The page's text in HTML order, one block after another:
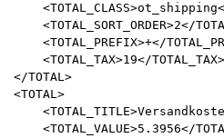
<TOTAL_SORT_ORDER>2</
<TOTAL_PREFIX>+</
    <TOTAL_TAX>19</TOTAL_TAX>
</TOTAL>
<TOTAL>
<TOTAL_VALUE>5.3956</